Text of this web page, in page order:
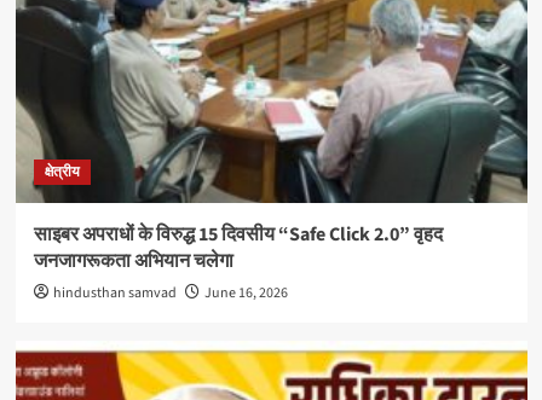
क्षेत्रीय
साइबर अपराधों के विरुद्ध 15 दिवसीय “Safe Click 2.0” वृहद
जनजागरूकता अभियान चलेगा
hindusthan samvad June 16, 2026